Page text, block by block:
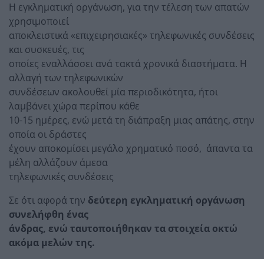
Η εγκληματική οργάνωση, για την τέλεση των απατών
χρησιμοποιεί
αποκλειστικά «επιχειρησιακές» τηλεφωνικές συνδέσεις
και συσκευές, τις
οποίες εναλλάσσει ανά τακτά χρονικά διαστήματα. Η
αλλαγή των τηλεφωνικών
συνδέσεων ακολουθεί μία περιοδικότητα, ήτοι
λαμβάνει χώρα περίπου κάθε
10-15 ημέρες, ενώ μετά τη διάπραξη μιας απάτης, στην
οποία οι δράστες
έχουν αποκομίσει μεγάλο χρηματικό ποσό, άπαντα τα
μέλη αλλάζουν άμεσα
τηλεφωνικές συνδέσεις
Σε ότι αφορά την δεύτερη εγκληματική οργάνωση
συνελήφθη ένας
άνδρας, ενώ ταυτοποιήθηκαν τα στοιχεία οκτώ
ακόμα μελών της.